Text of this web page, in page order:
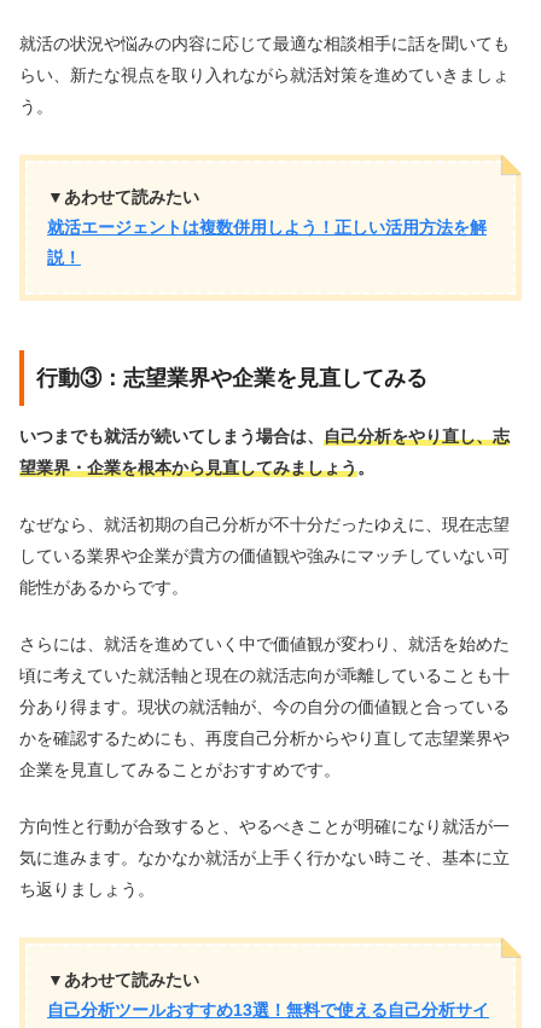
就活の状況や悩みの内容に応じて最適な相談相手に話を聞いても
らい、新たな視点を取り入れながら就活対策を進めていきましょ
う。
▼あわせて読みたい
就活エージェントは複数併用しよう！正しい活用方法を解
説！
行動③：志望業界や企業を見直してみる
いつまでも就活が続いてしまう場合は、 自己分析をやり直し、志
望業界・企業を根本から見直してみましょう。
なぜなら、就活初期の自己分析が不十分だったゆえに、現在志望
している業界や企業が貴方の価値観や強みにマッチしていない可
能性があるからです。
さらには、就活を進めていく中で価値観が変わり、就活を始めた
頃に考えていた就活軸と現在の就活志向が乖離していることも十
分あり得ます。現状の就活軸が、今の自分の価値観と合っている
かを確認するためにも、再度自己分析からやり直して志望業界や
企業を見直してみることがおすすめです。
方向性と行動が合致すると、やるべきことが明確になり就活が一
気に進みます。なかなか就活が上手く行かない時こそ、基本に立
ち返りましょう。
▼あわせて読みたい
自己分析ツールおすすめ13選！無料で使える自己分析サイ